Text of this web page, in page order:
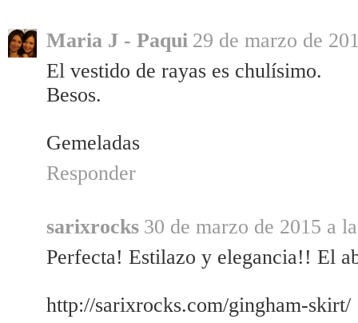
Maria J - Paqui 29 de marzo de
El vestido de rayas es chulísimo.
Besos.
Gemeladas
Responder
sarixrocks 30 de marzo de 2015 a
Perfecta! Estilazo y elegancia!! El
http://sarixrocks.com/gingham-skirt/